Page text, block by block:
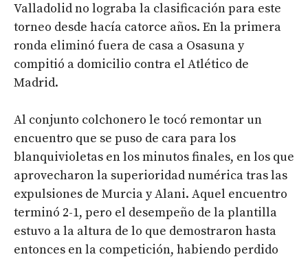
Valladolid no lograba la clasificación para este
torneo desde hacía catorce años. En la primera
ronda eliminó fuera de casa a Osasuna y
compitió a domicilio contra el Atlético de
Madrid.
Al conjunto colchonero le tocó remontar un
encuentro que se puso de cara para los
blanquivioletas en los minutos finales, en los que
aprovecharon la superioridad numérica tras las
expulsiones de Murcia y Alani. Aquel encuentro
terminó 2-1, pero el desempeño de la plantilla
estuvo a la altura de lo que demostraron hasta
entonces en la competición, habiendo perdido